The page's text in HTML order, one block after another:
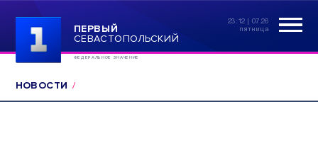
ПЕРВЫЙ
СЕВАСТОПОЛЬСКИЙ
ФЕДЕРАЛЬНОЕ ЗНАЧЕНИЕ
23:12 | 07.26
пятница
НОВОСТИ